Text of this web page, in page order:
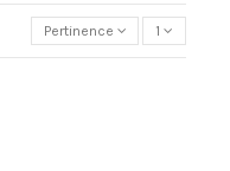
Pertinence 1